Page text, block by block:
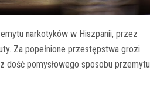
narkotyków w Hiszpanii, przez
Za popełnione przestępstwa grozi
dość pomysłowego sposobu przemytu